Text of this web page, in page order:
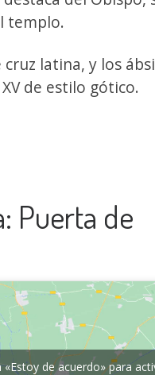
templo.
cruz latina, y los
de estilo gótico.
Puerta de
«Estoy de acuerdo» para